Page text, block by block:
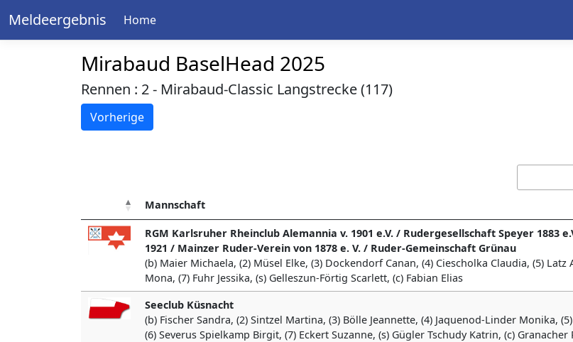
Meldeergebnis Home
Mirabaud BaselHead 2025
Rennen : 2 - Mirabaud-Classic Langstrecke (117)
Vorherige
Mannschaft
RGM Karlsruher Rheinclub Alemannia v. 1901 e.V. / Rudergesellschaft Speyer 1883
1921 / Mainzer Ruder-Verein von 1878 e. V. / Ruder-Gemeinschaft Grünau
(b) Maier Michaela, (2) Müsel Elke, (3) Dockendorf Canan, (4) Ciescholka Claudia, (5) Latz
Mona, (7) Fuhr Jessika, (s) Gelleszun-Förtig Scarlett, (c) Fabian Elias
Seeclub Küsnacht
(b) Fischer Sandra, (2) Sintzel Martina, (3) Bölle Jeannette, (4) Jaquenod-Linder Monika,
(6) Severus Spielkamp Birgit, (7) Eckert Suzanne, (s) Gügler Tschudy Katrin, (c) Granacher